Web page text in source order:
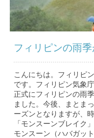
フィリピンの雨
こんにちは。フィリピ
です。フィリピン気象
正式にフィリピンの雨
ました。今後、まとま
ーズンとなりますが、
「モンスーンブレイク
モンスーン（ハバガッ